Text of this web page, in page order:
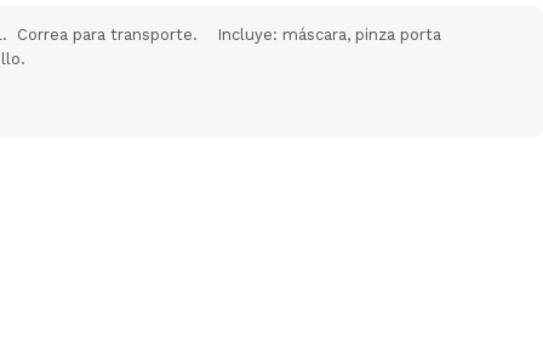
Correa para transporte. Incluye: máscara, pinza porta